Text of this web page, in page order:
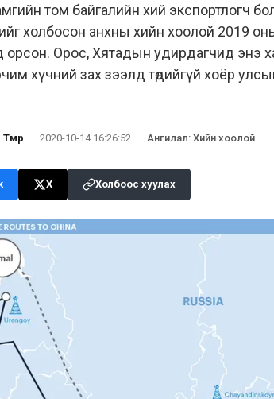
том байгалийн хий экспортлогч
холбосон анхны хийн хоолой 2019
орсон. Орос, Хятадын удирдагчид энэ
хүчний зах зээлд төдийгүй хоёр
· 2020-10-14 16:26:52 · Ангилал: Хийн хоолой
X Холбоос хуулах